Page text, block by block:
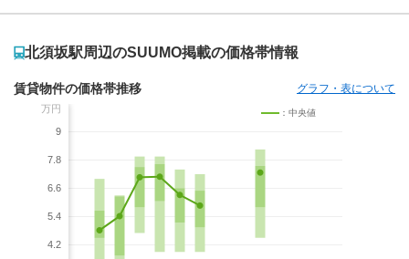
北須坂駅周辺のSUUMO掲載の価格帯情報
賃貸物件の価格帯推移 グラフ・表について
万円
9
7.8
6.6
5.4
4.2
：中央値